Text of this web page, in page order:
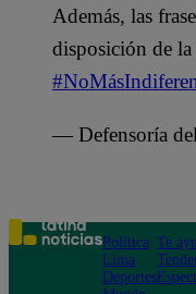
Además, las
disposición de la
— Defensoría
Política
Lima
Deportes
Te